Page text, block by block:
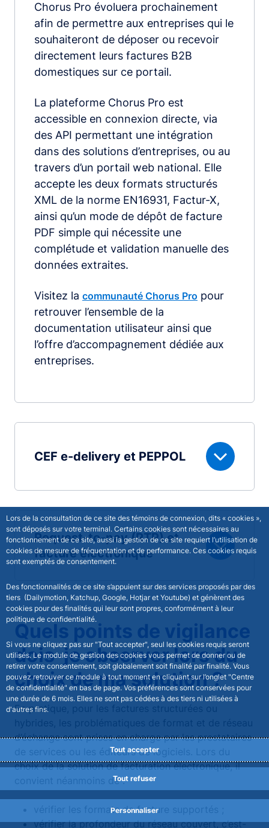
Lors de la consultation de ce site des témoins de connexion, dits « cookies »,
sont déposés sur votre terminal. Certains cookies sont nécessaires au
fonctionnement de ce site, aussi la gestion de ce site requiert l’utilisation de
cookies de mesure de fréquentation et de performance. Ces cookies requis
sont exemptés de consentement.
Des fonctionnalités de ce site s’appuient sur des services proposés par des
tiers (Dailymotion, Katchup, Google, Hotjar et Youtube) et génèrent des
cookies pour des finalités qui leur sont propres, conformément à leur
politique de confidentialité.
Si vous ne cliquez pas sur "Tout accepter", seul les cookies requis seront
utilisés. Le module de gestion des cookies vous permet de donner ou de
retirer votre consentement, soit globalement soit finalité par finalité. Vous
pouvez retrouver ce module à tout moment en cliquant sur l’onglet "Centre
de confidentialité" en bas de page. Vos préférences sont conservées pour
une durée de 6 mois. Elles ne sont pas cédées à des tiers ni utilisées à
d'autres fins.
Tout accepter
Tout refuser
Personnaliser
Chorus Pro évoluera prochainement
afin de permettre aux entreprises qui le
souhaiteront de déposer ou recevoir
directement leurs factures B2B
domestiques sur ce portail.
La plateforme Chorus Pro est
accessible en connexion directe, via
des API permettant une intégration
dans des solutions d’entreprises, ou au
travers d’un portail web national. Elle
accepte les deux formats structurés
XML de la norme EN16931, Factur-X,
ainsi qu’un mode de dépôt de facture
PDF simple qui nécessite une
complétude et validation manuelle des
données extraites.
Visitez la communauté Chorus Pro pour
retrouver l’ensemble de la
documentation utilisateur ainsi que
l’offre d’accompagnement dédiée aux
entreprises.
CEF e-delivery et PEPPOL
Request-to-pay (RTP) et
facture électronique
Quels points de vigilance
dois-je observer lors du
choix de ma solution ?
En pratique, pour les factures structurées ou
d’échange sont prises en charge par les prestataires
de services ou les éditeurs de logiciels. Lors du
choix de la solution de facturation électronique, il
convient néanmoins de :
vérifier les formats de facture supportés ;
vérifier la profondeur du réseau couvert, c’est-